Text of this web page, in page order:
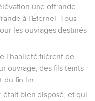
une offrande
à l'Éternel. Tous
les ouvrages destinés
l'habileté filèrent de
ouvrage, des fils teints
du fin lin.
était bien disposé, et qui